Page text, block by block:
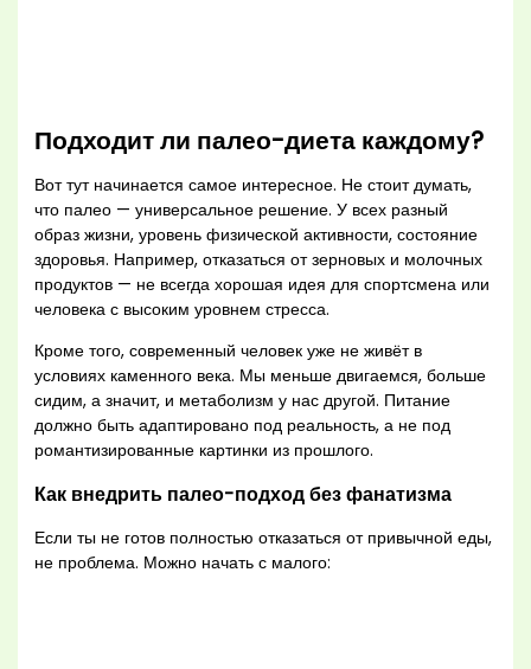
Подходит ли палео-диета каждому?
Вот тут начинается самое интересное. Не стоит думать,
что палео — универсальное решение. У всех разный
образ жизни, уровень физической активности, состояние
здоровья. Например, отказаться от зерновых и молочных
продуктов — не всегда хорошая идея для спортсмена или
человека с высоким уровнем стресса.
Кроме того, современный человек уже не живёт в
условиях каменного века. Мы меньше двигаемся, больше
сидим, а значит, и метаболизм у нас другой. Питание
должно быть адаптировано под реальность, а не под
романтизированные картинки из прошлого.
Как внедрить палео-подход без фанатизма
Если ты не готов полностью отказаться от привычной еды,
не проблема. Можно начать с малого: